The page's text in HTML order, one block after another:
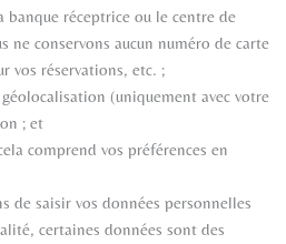
réceptrice ou le centre de
ne conservons aucun numéro de carte
vos réservations, etc. ;
(uniquement avec votre
; et
comprend vos préférences en
de saisir vos données personnelles
certaines données sont des